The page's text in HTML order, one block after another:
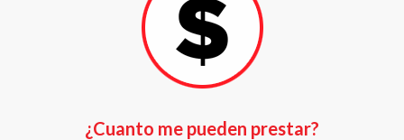
¿Cuanto me pueden prestar?